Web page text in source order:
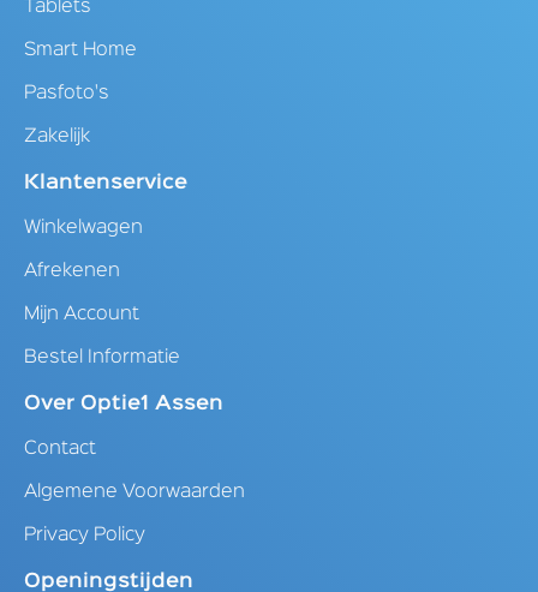
Tablets
Smart Home
Pasfoto's
Zakelijk
Klantenservice
Winkelwagen
Afrekenen
Mijn Account
Bestel Informatie
Over Optie1 Assen
Contact
Algemene Voorwaarden
Privacy Policy
Openingstijden